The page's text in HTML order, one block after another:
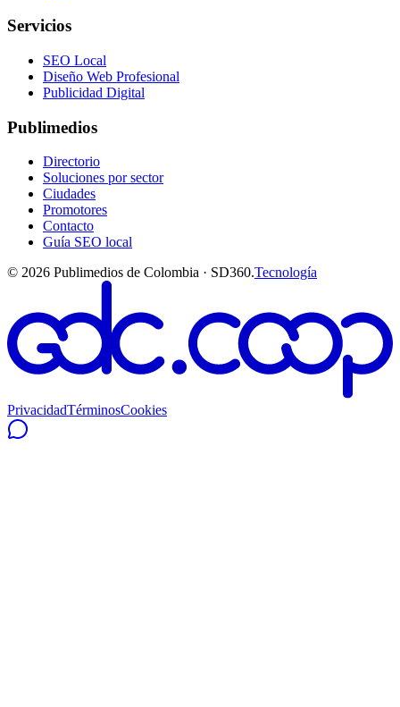
Servicios
SEO Local
Diseño Web Profesional
Publicidad Digital
Publimedios
Directorio
Soluciones por sector
Ciudades
Promotores
Contacto
Guía SEO local
© 2026 Publimedios de Colombia · SD360.Tecnología
PrivacidadTérminosCookies